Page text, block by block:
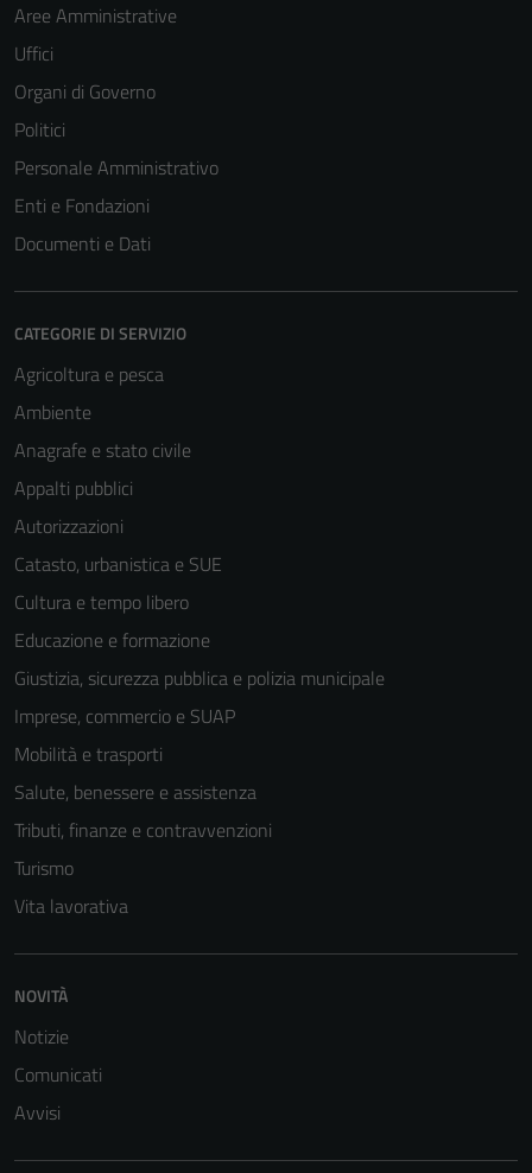
Aree Amministrative
Uffici
Organi di Governo
Politici
Personale Amministrativo
Enti e Fondazioni
Documenti e Dati
CATEGORIE DI SERVIZIO
Agricoltura e pesca
Ambiente
Anagrafe e stato civile
Appalti pubblici
Autorizzazioni
Catasto, urbanistica e SUE
Cultura e tempo libero
Educazione e formazione
Giustizia, sicurezza pubblica e polizia municipale
Imprese, commercio e SUAP
Mobilità e trasporti
Salute, benessere e assistenza
Tributi, finanze e contravvenzioni
Turismo
Vita lavorativa
NOVITÀ
Notizie
Comunicati
Avvisi